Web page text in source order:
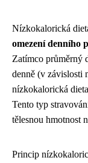
Nízkokalorická
omezení denního
Zatímco průměrný
denně (v závislosti
nízkokalorická
Tento typ
tělesnou hmotnost
Princip